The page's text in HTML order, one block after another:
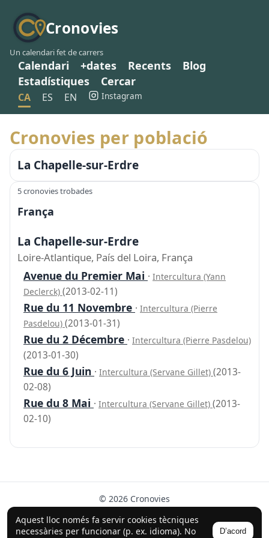
Cronovies
Un calendari fet de carrers
Calendari +dates Recents
Blog
Estadístiques
Cercar
CA ES EN Instagram
Aquest lloc només fa servir cookies tècniques
necessàries per funcionar (p. ex. idioma). No
D’acord
Cronovies per població
La Chapelle-sur-Erdre
5 cronovies trobades
França
La Chapelle-sur-Erdre
Loire-Atlantique, País del Loira, França
Avenue du Premier Mai · Intercultura (Yann
Declerck) (2013-02-11)
Rue du 11 Novembre · Intercultura (Pierre
Pasdelou) (2013-01-31)
Rue du 2 Décembre · Intercultura (Pierre Pasdelou)
(2013-01-30)
Rue du 6 Juin · Intercultura (Servane Gillet) (2013-
02-08)
Rue du 8 Mai · Intercultura (Servane Gillet) (2013-
02-10)
© 2026 Cronovies
Història als carrers · Desenvolupat amb l’ajuda de la IA
(ChatGPT).